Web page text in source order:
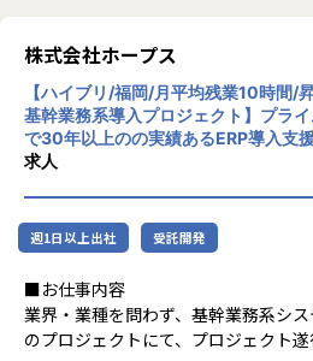
組織がERP本部です。
Oracle Fusion Cloud ERP（Oracle
BSを中心としたソリューションパッ
プライム案件の獲得をミッションに
プライムでの受注を拡大しています。
Oracle ERP (EBS, Fusion Cloud ERP)
上流工程から下流工程まで幅広いフェ
ご希望に沿ってアサイン先を決めて
CloudやOracle ERP
業の業務プロセスを最
化を図っています1。
社風/文化
社内の風通しが良く、
特徴です。多様性を重
景を持つ社員が協力し
働き方/リモートワーク
株式会社ホープス
【ハイブリ/福岡/月平均残業10時間/
基幹業務系導入プロジェクト】プラ
で30年以上のの実績あるERP導入支
求人
週1日以上出社 受託開発
■お仕事内容
業界・業種を問わず、基幹業務系シ
のプロジェクトにて、プロジェクト